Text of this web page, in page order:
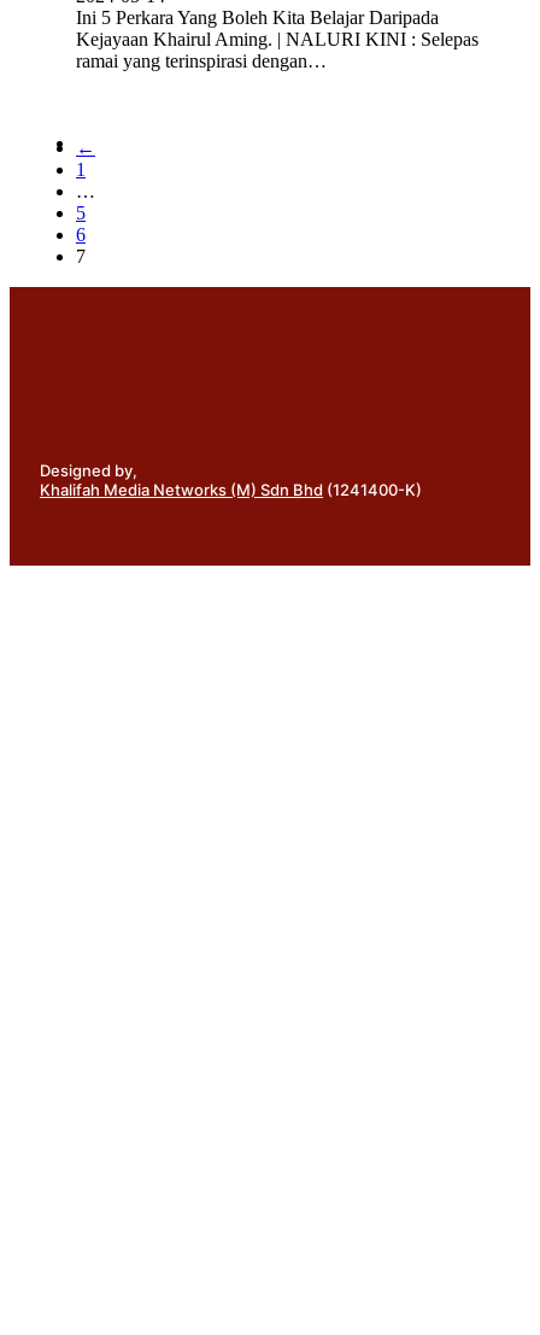
Ini 5 Perkara Yang Boleh Kita Belajar Daripada
Kejayaan Khairul Aming. | NALURI KINI : Selepas
ramai yang terinspirasi dengan…
←
1
…
5
6
7
Designed by,
Khalifah Media Networks (M) Sdn Bhd (1241400-K)